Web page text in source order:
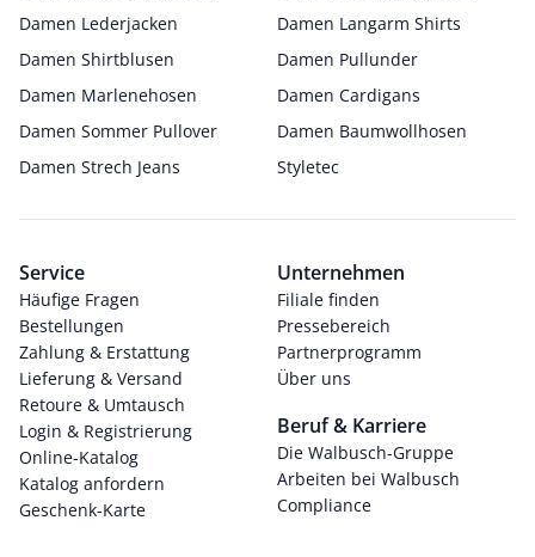
Damen Lederjacken
Damen Langarm Shirts
Damen Shirtblusen
Damen Pullunder
Damen Marlenehosen
Damen Cardigans
Damen Sommer Pullover
Damen Baumwollhosen
Damen Strech Jeans
Styletec
Service
Häufige Fragen
Bestellungen
Zahlung & Erstattung
Lieferung & Versand
Retoure & Umtausch
Login & Registrierung
Online-Katalog
Katalog anfordern
Geschenk-Karte
Unternehmen
Filiale finden
Pressebereich
Partnerprogramm
Über uns
Beruf & Karriere
Die Walbusch-Gruppe
Arbeiten bei Walbusch
Compliance